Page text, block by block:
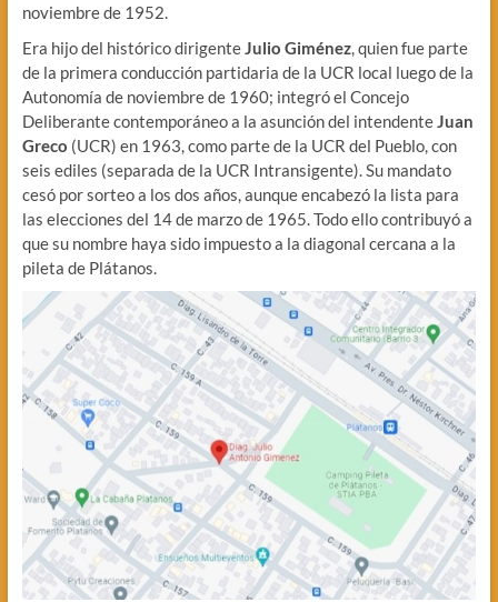
noviembre de 1952.
Era hijo del histórico dirigenteJulio Giménez, quien fue parte
de la primera conducción partidaria de la UCR local luego de la
Autonomía de noviembre de 1960; integró el Concejo
Deliberante contemporáneo a la asunción del intendenteJuan
Greco (UCR) en 1963, como parte de la UCR del Pueblo, con
seis ediles (separada de la UCR Intransigente). Su mandato
cesó por sorteo a los dos años, aunque encabezó la lista para
las elecciones del 14 de marzo de 1965. Todo ello contribuyó a
que su nombre haya sido impuesto a la diagonal cercana a la
pileta de Plátanos.